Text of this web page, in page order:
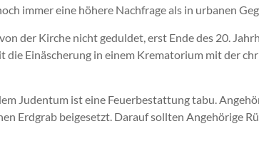
immer eine höhere Nachfrage als in urbanen
der Kirche nicht geduldet, erst Ende des 20.
die Einäscherung in einem Krematorium mit der
Judentum ist eine Feuerbestattung tabu.
Erdgrab beigesetzt. Darauf sollten Angehörige